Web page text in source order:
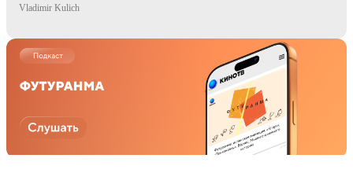
Vladimir Kulich